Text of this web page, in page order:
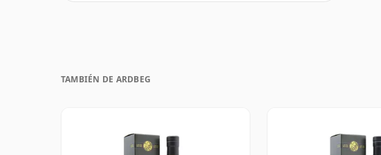
TAMBIÉN DE ARDBEG